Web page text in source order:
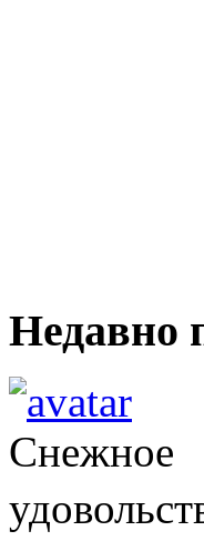
Недавно
Снежное